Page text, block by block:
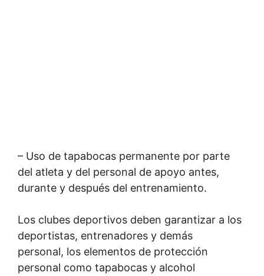
– Uso de tapabocas permanente por parte
del atleta y del personal de apoyo antes,
durante y después del entrenamiento.
Los clubes deportivos deben garantizar a los
deportistas, entrenadores y demás
personal, los elementos de protección
personal como tapabocas y alcohol